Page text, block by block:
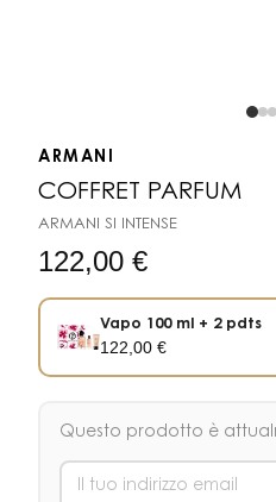
ARMANI
COFFRET PARFUM
ARMANI SI INTENSE
122,00 €
Vapo 100 ml + 2 pdts
122,00€
Questo prodotto è